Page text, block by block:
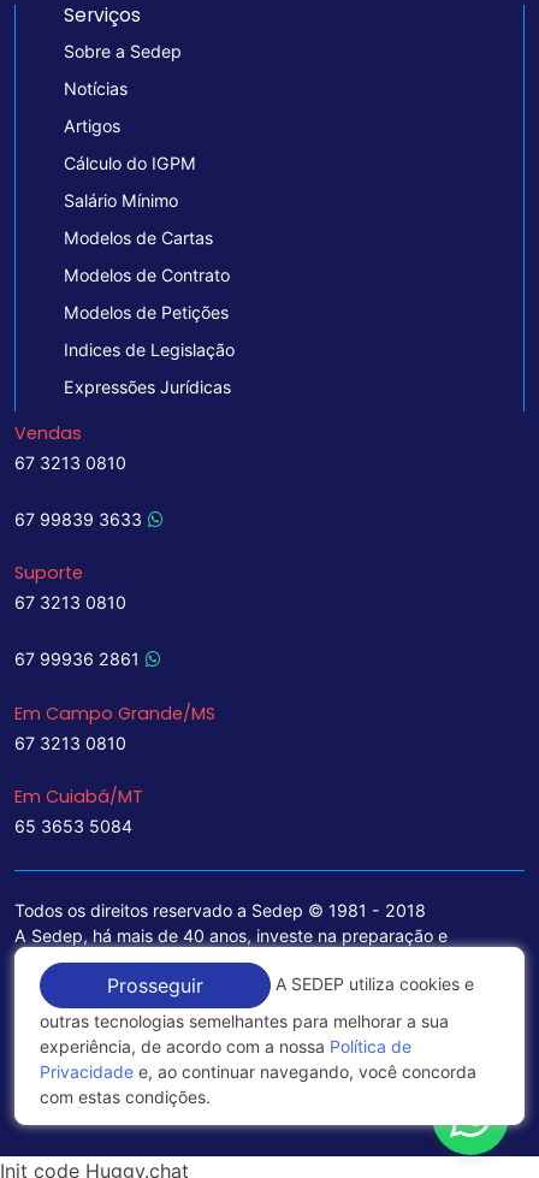
Serviços
Sobre a Sedep
Notícias
Artigos
Cálculo do IGPM
Salário Mínimo
Modelos de Cartas
Modelos de Contrato
Modelos de Petições
Indices de Legislação
Expressões Jurídicas
Vendas
67 3213 0810
67 99839 3633
Suporte
67 3213 0810
67 99936 2861
Em Campo Grande/MS
67 3213 0810
Em Cuiabá/MT
65 3653 5084
Todos os direitos reservado a Sedep © 1981 - 2018
A Sedep, há mais de 40 anos, investe na preparação e
treinamento de funcionários e na aquisição de tecnologia de
ponta para a ampliação de seu portfólio de serviços voltados
para a área jurídica, que contemplam informações seguras e
excelentes soluções empresariais.
Política de Privacidade
Prosseguir
A SEDEP utiliza cookies e
outras tecnologias semelhantes para melhorar a sua
experiência, de acordo com a nossa Política de
Privacidade e, ao continuar navegando, você concorda
com estas condições.
Init code Huggy.chat